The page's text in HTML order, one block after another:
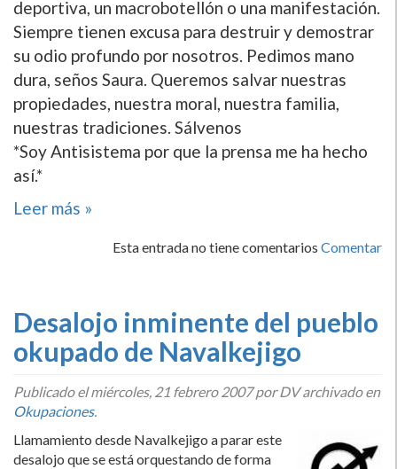
deportiva, un macrobotellón o una manifestación.
Siempre tienen excusa para destruir y demostrar
su odio profundo por nosotros. Pedimos mano
dura, seños Saura. Queremos salvar nuestras
propiedades, nuestra moral, nuestra familia,
nuestras tradiciones. Sálvenos
*Soy Antisistema por que la prensa me ha hecho
así­.*
Leer más »
Esta entrada no tiene comentarios Comentar
Desalojo inminente del pueblo
okupado de Navalkejigo
Publicado elmiércoles, 21 febrero 2007por DV archivado en
Okupaciones.
Llamamiento desde Navalkejigo a parar este
desalojo que se está orquestando de forma